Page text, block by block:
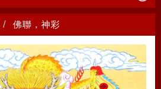
佛聯，神彩